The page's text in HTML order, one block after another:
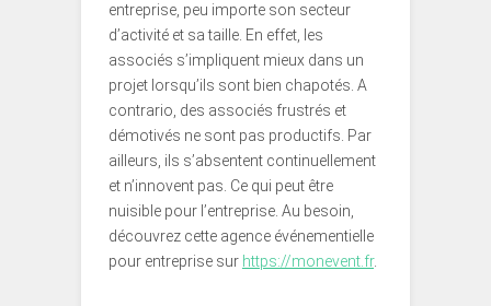
entreprise, peu importe son secteur
d’activité et sa taille. En effet, les
associés s’impliquent mieux dans un
projet lorsqu’ils sont bien chapotés. A
contrario, des associés frustrés et
démotivés ne sont pas productifs. Par
ailleurs, ils s’absentent continuellement
et n’innovent pas. Ce qui peut être
nuisible pour l’entreprise. Au besoin,
découvrez cette agence événementielle
pour entreprise sur https://monevent.fr.